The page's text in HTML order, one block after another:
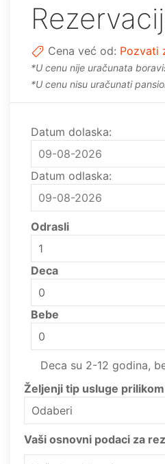
Cena već od: Pozvati
*U cenu nije uračunata
*U cenu nisu uračunati
Datum dolaska:
Datum odlaska:
Odrasli
Deca
Bebe
Deca su 2-12 godina,
Željenji tip usluge
Vaši osnovni podaci za